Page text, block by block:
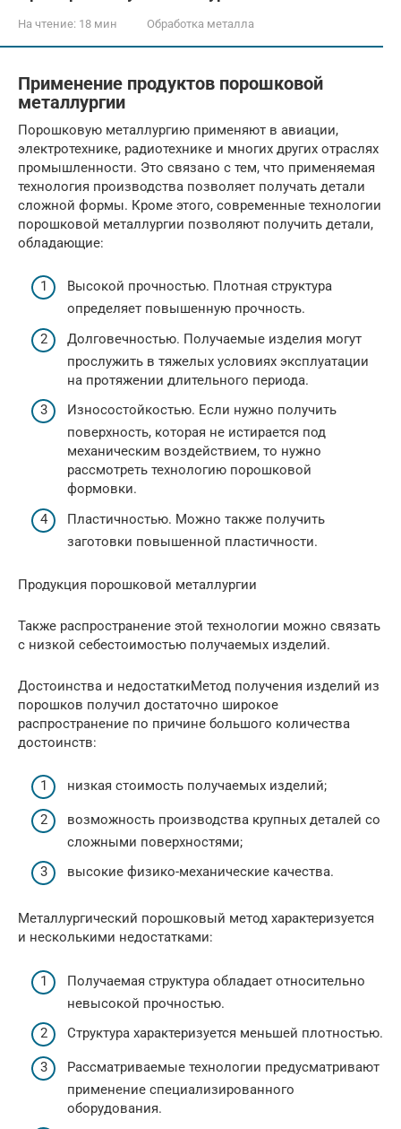
На чтение: 18 мин Обработка металла
Применение продуктов порошковой
металлургии
Порошковую металлургию применяют в авиации,
электротехнике, радиотехнике и многих других отраслях
промышленности. Это связано с тем, что применяемая
технология производства позволяет получать детали
сложной формы. Кроме этого, современные технологии
порошковой металлургии позволяют получить детали,
обладающие:
Высокой прочностью. Плотная структура
определяет повышенную прочность.
Долговечностью. Получаемые изделия могут
прослужить в тяжелых условиях эксплуатации
на протяжении длительного периода.
Износостойкостью. Если нужно получить
поверхность, которая не истирается под
механическим воздействием, то нужно
рассмотреть технологию порошковой
формовки.
Пластичностью. Можно также получить
заготовки повышенной пластичности.
Продукция порошковой металлургии
Также распространение этой технологии можно связать
с низкой себестоимостью получаемых изделий.
Достоинства и недостаткиМетод получения изделий из
порошков получил достаточно широкое
распространение по причине большого количества
достоинств:
низкая стоимость получаемых изделий;
возможность производства крупных деталей со
сложными поверхностями;
высокие физико-механические качества.
Металлургический порошковый метод характеризуется
и несколькими недостатками:
Получаемая структура обладает относительно
невысокой прочностью.
Структура характеризуется меньшей плотностью.
Рассматриваемые технологии предусматривают
применение специализированного
оборудования.